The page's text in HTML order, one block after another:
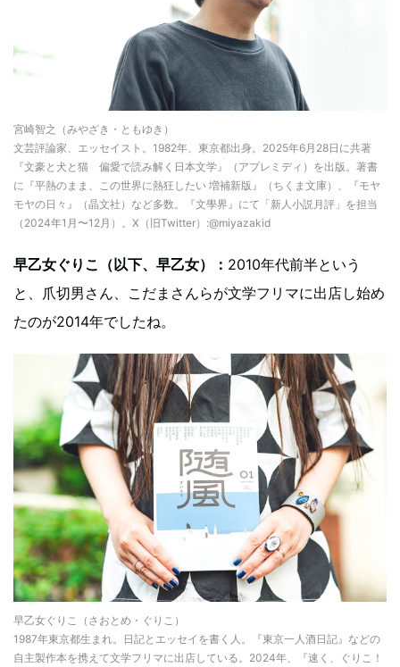
宮崎智之（みやざき・ともゆき）
文芸評論家、エッセイスト。1982年、東京都出身。2025年6月28日に共著
『文豪と犬と猫 偏愛で読み解く日本文学』（アプレミディ）を出版。著書
に『平熱のまま、この世界に熱狂したい 増補新版』（ちくま文庫）、『モヤ
モヤの日々』（晶文社）など多数。『文學界』にて「新人小説月評」を担当
（2024年1月〜12月）。X（旧Twitter）:@miyazakid
早乙女ぐりこ（以下、早乙女）： 2010年代前半という
と、爪切男さん、こだまさんらが文学フリマに出店し始め
たのが2014年でしたね。
早乙女ぐりこ（さおとめ・ぐりこ）
1987年東京都生まれ。日記とエッセイを書く人。『東京一人酒日記』などの
自主製作本を携えて文学フリマに出店している。2024年、『速く、ぐりこ！